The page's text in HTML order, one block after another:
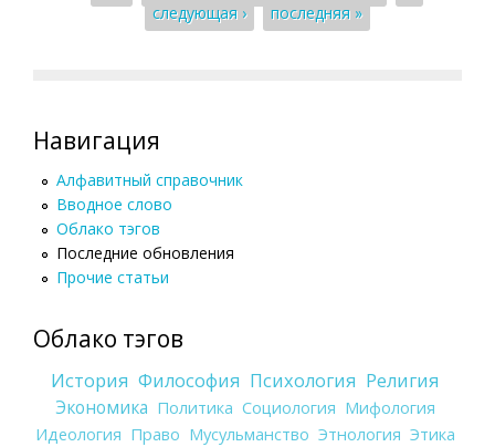
следующая ›
последняя »
Навигация
Алфавитный справочник
Вводное слово
Облако тэгов
Последние обновления
Прочие статьи
Облако тэгов
История Философия Психология Религия
Экономика Политика Социология Мифология
Идеология Право Мусульманство Этнология Этика